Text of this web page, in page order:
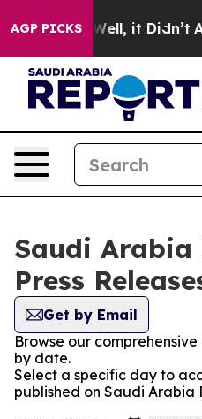
AGP PICKS
40%. Well, it Didn’t As
Saudi Arabia
Press
Get by Email
Browse our
by date.
Select a specific day to
published on Saudi Arabia